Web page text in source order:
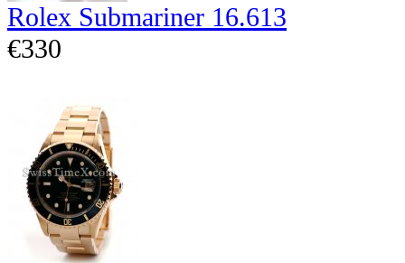
Rolex Submariner 16.613
€330